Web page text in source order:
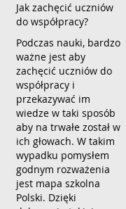
Jak zachęcić uczniów
do współpracy?
Podczas nauki, bardzo
ważne jest aby
zachęcić uczniów do
współpracy i
przekazywać im
wiedze w taki sposób
aby na trwałe został w
ich głowach. W takim
wypadku pomysłem
godnym rozważenia
jest mapa szkolna
Polski. Dzięki